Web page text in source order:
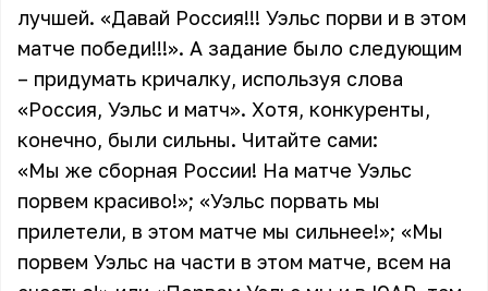
лучшей. «Давай Россия!!! Уэльс порви и в этом
матче победи!!!». А задание было следующим
– придумать кричалку, используя слова
«Россия, Уэльс и матч». Хотя, конкуренты,
конечно, были сильны. Читайте сами:
«Мы же сборная России! На матче Уэльс
порвем красиво!»; «Уэльс порвать мы
прилетели, в этом матче мы сильнее!»; «Мы
порвем Уэльс на части в этом матче, всем на